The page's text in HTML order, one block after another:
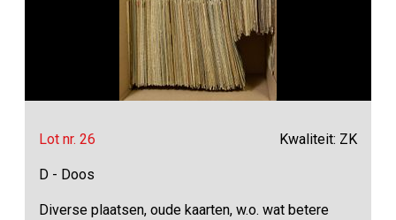
Lot nr. 26 Kwaliteit: ZK
D - Doos
Diverse plaatsen, oude kaarten, w.o. wat betere